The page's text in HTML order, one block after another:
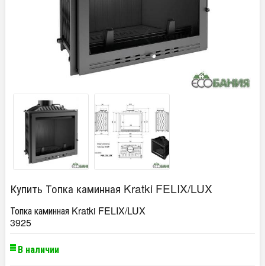
Купить Топка каминная Kratki FELIX/LUX
Топка каминная Kratki FELIX/LUX
3925
В наличии